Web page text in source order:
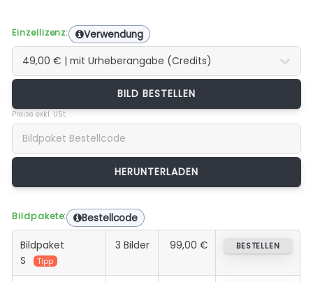
Einzellizenz: Verwendung
BILD BESTELLEN
Preise exkl. USt.
Bildpakete: Bestellcode
Bildpaket
S
Tipp
3 Bilder 99,00 € BESTELLEN